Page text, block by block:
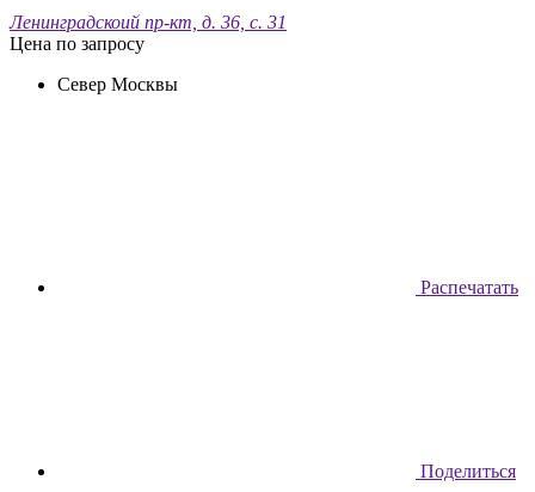
Ленинградскоий пр-кт, д. 36, с. 31
Цена по запросу
Север Москвы
Распечатать
Поделиться